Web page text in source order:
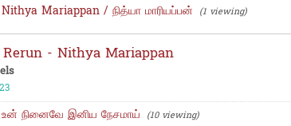
Nithya Mariappan / நித்யா மாரியப்பன் (1 viewing)
- Nithya Mariappan
உன் நினைவே இனிய நேசமாய் (10 viewing)